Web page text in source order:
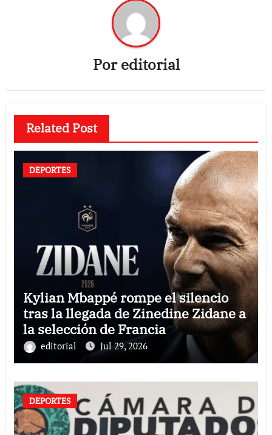
Poreditorial
Related Post
DEPORTES
Kylian Mbappé rompe el silencio
tras la llegada de Zinedine Zidane a
la selección de Francia
editorial Jul 29, 2026
DEPORTES